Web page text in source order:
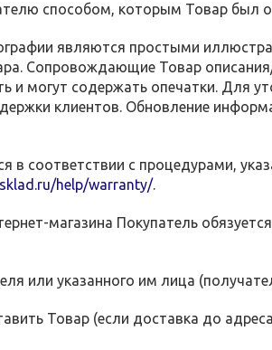
способом, которым Товар был
являются простыми
Сопровождающие Товар
могут содержать опечатки. Для
клиентов. Обновление
в соответствии с процедурами,
help/warranty/.
магазина Покупатель
или указанного им лица
Товар (если доставка до